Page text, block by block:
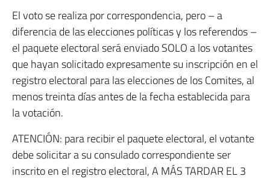
El voto se realiza por correspondencia, pero – a
diferencia de las elecciones políticas y los referendos –
el paquete electoral será enviado SOLO a los votantes
que hayan solicitado expresamente su inscripción en el
registro electoral para las elecciones de los Comites, al
menos treinta días antes de la fecha establecida para
la votación.
ATENCIÓN: para recibir el paquete electoral, el votante
debe solicitar a su consulado correspondiente ser
inscrito en el registro electoral, A MÁS TARDAR EL 3